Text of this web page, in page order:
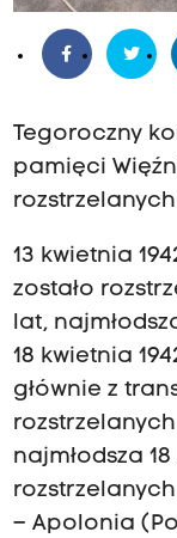
Tegoroczny
pamięci
rozstrzelanych
13 kwietnia
zostało
lat,
18 kwietnia
głównie z
najmłodsza
– Apolonia